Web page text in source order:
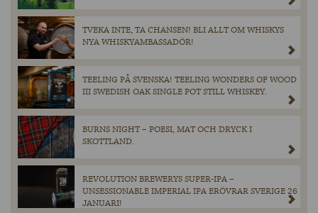
TVEKA INTE, TA CHANSEN! BLI ALLT OM WHISKYS
NYA WHISKYAMBASSADÖR!
TEELING PÅ SVENSKA! TEELING WONDERS OF WOOD
III SWEDISH OAK SINGLE POT STILL WHISKEY.
BURNS NIGHT – POESI, MAT OCH DRYCK I
SKOTTLAND.
REVOLUTION BREWERYS SUPER-IPA –
UNSESSIONABLE IMPERIAL IPA ERÖVRAR SVERIGE 26
JANUARI!